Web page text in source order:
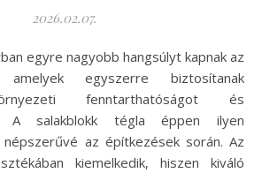
2026.02.07.
egyszerre biztosítanak
fenntarthatóságot és
A salakblokk tégla éppen ilyen
az építkezések során. Az
kiemelkedik, hiszen kiváló